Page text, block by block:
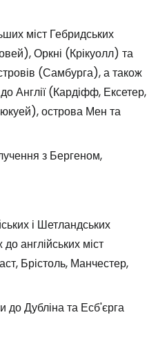
міст Гебридських
Оркні (Крікуолл) та
(Самбурга), а також
Англії (Кардіфф, Ексетер,
острова Мен та
з Бергеном,
і Шетландських
англійських міст
Брістоль, Манчестер,
до Дубліна та Есб'єрга